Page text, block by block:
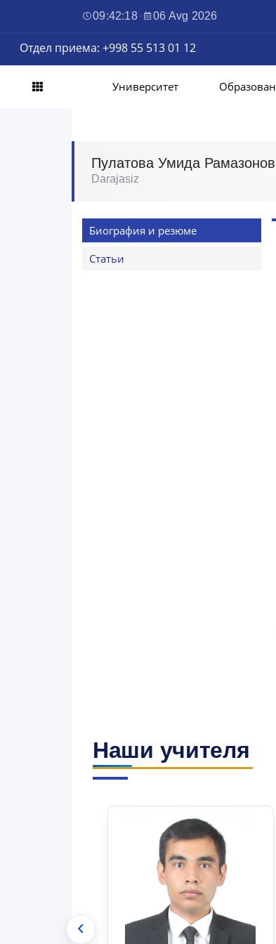
09:42:19 · 06 Avg 2026
Отдел приема: +998 55 513 01 12
Университет
Пулатова Умида
Darajasiz
Биография и резюме
Статьи
Наши учителя
‹